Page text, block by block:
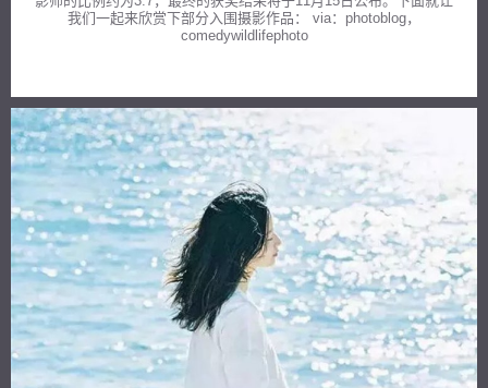
我们一起来欣赏下部分入围摄影作品： via：photoblog，
comedywildlifephoto